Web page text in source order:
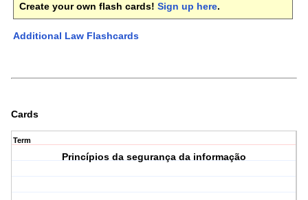
Create your own flash cards! Sign up here.
Additional Law Flashcards
Cards
Term
Princípios da segurança da informação